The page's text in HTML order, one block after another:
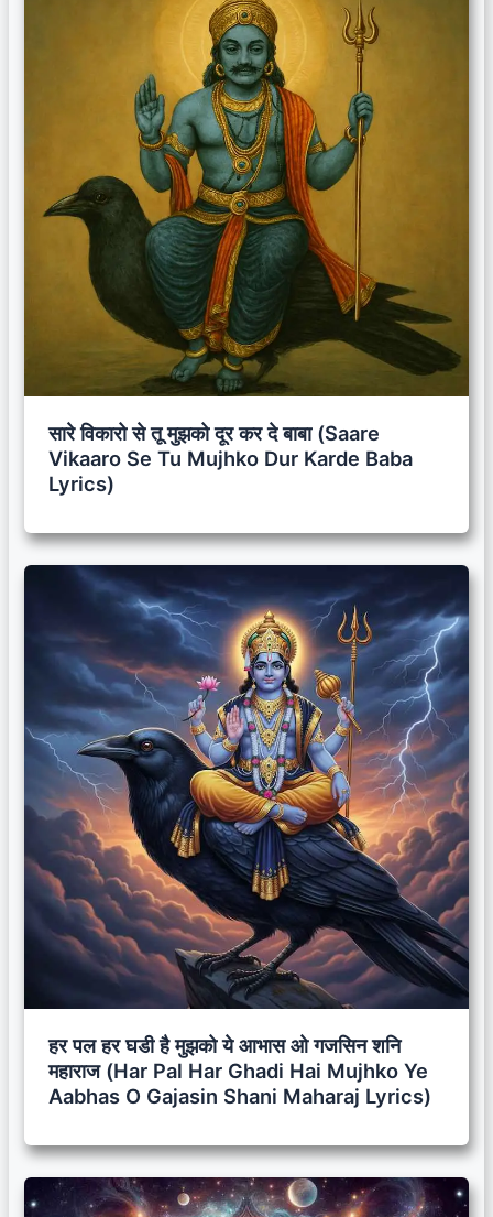
सारे विकारो से तू मुझको दूर कर दे बाबा (Saare
Vikaaro Se Tu Mujhko Dur Karde Baba
Lyrics)
हर पल हर घडी है मुझको ये आभास ओ गजसिन शनि
महाराज (Har Pal Har Ghadi Hai Mujhko Ye
Aabhas O Gajasin Shani Maharaj Lyrics)